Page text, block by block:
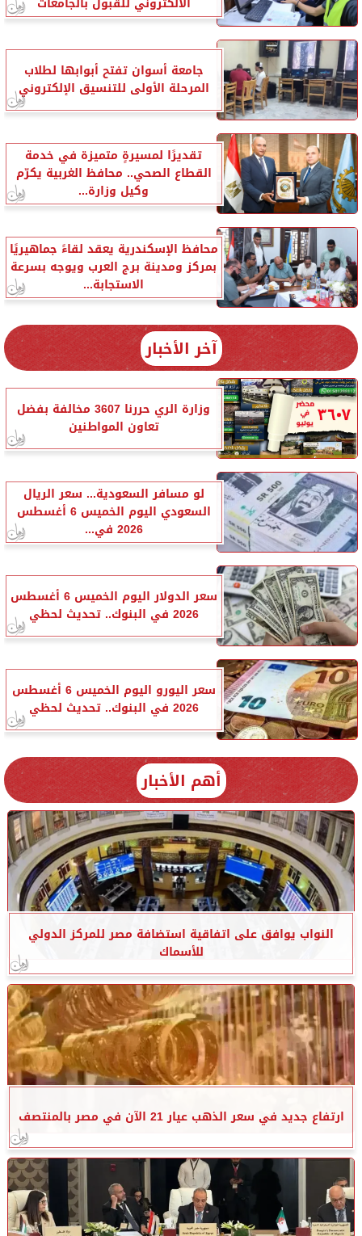
جامعة أسوان تفتح أبوابها لطلاب
المرحلة الأولى للتنسيق الإلكتروني
تقديرًا لمسيرةٍ متميزة في خدمة
القطاع الصحي.. محافظ الغربية يكرّم
وكيل وزارة...
محافظ الإسكندرية يعقد لقاءً جماهيريًا
بمركز ومدينة برج العرب ويوجه بسرعة
الاستجابة...
آخر الأخبار
وزارة الري حررنا 3607 مخالفة بفضل
تعاون المواطنين
لو مسافر السعودية... سعر الريال
السعودي اليوم الخميس 6 أغسطس
2026 في...
سعر الدولار اليوم الخميس 6 أغسطس
2026 في البنوك.. تحديث لحظي
سعر اليورو اليوم الخميس 6 أغسطس
2026 في البنوك.. تحديث لحظي
أهم الأخبار
النواب يوافق على اتفاقية استضافة مصر للمركز الدولي
للأسماك
ارتفاع جديد في سعر الذهب عيار 21 الآن في مصر بالمنتصف